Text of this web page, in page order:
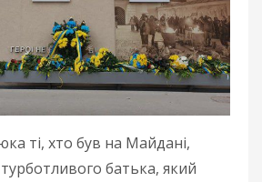
ті, хто був на Майдані,
батька, який